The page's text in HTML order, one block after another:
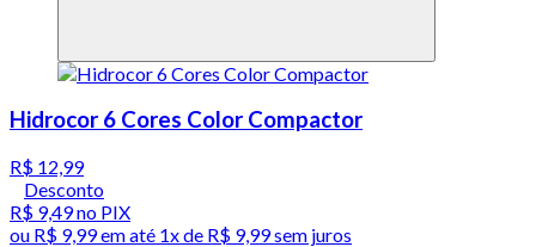
Hidrocor 6 Cores Color Compactor
R$ 12,99
Desconto
R$ 9,49no PIX
ou R$ 9,99em até 1x de R$ 9,99sem juros